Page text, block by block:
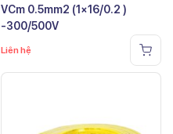
VCm 0.5mm2 (1×16/0.2 )
-300/500V
Liên hệ